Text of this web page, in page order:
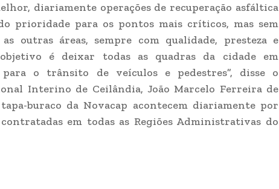
diariamente operações de recuperação asfáltica
prioridade para os pontos mais críticos, mas sem
outras áreas, sempre com qualidade, presteza e
objetivo é deixar todas as quadras da cidade em
para o trânsito de veículos e pedestres”, disse o
Interino de Ceilândia, João Marcelo Ferreira de
tapa-buraco da Novacap acontecem diariamente por
em todas as Regiões Administrativas do